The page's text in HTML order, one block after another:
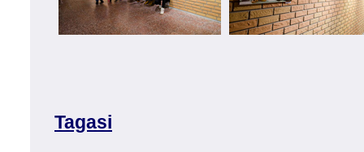
Tagasi